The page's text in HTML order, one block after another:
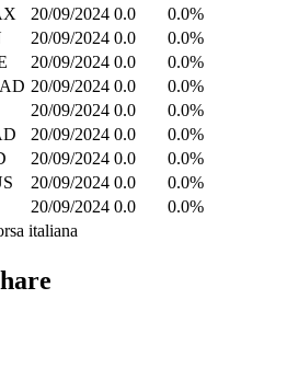
20/09/2024 0.0
0.0%
20/09/2024 0.0
0.0%
20/09/2024 0.0
0.0%
20/09/2024 0.0
0.0%
20/09/2024 0.0
0.0%
20/09/2024 0.0
0.0%
20/09/2024 0.0
0.0%
20/09/2024 0.0
0.0%
20/09/2024 0.0
0.0%
italiana